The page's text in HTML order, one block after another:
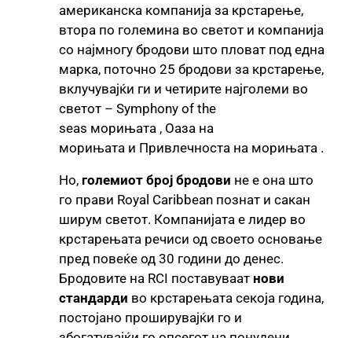
американска компанија за крстарење,
втора по големина во светот и компанија
со најмногу бродови што пловат под една
марка, поточно 25 бродови за крстарење,
вклучувајќи ги и четирите најголеми во
светот – Symphony of the
seas морињата , Оаза на
морињата и Привлечноста на морињата .
Но, големиот број бродови не е она што
го прави Royal Caribbean познат и сакан
ширум светот. Компанијата е лидер во
крстарењата речиси од своето основање
пред повеќе од 30 години до денес.
Бродовите на RCI поставуваат нови
стандарди во крстарењата секоја година,
постојано проширувајќи го и